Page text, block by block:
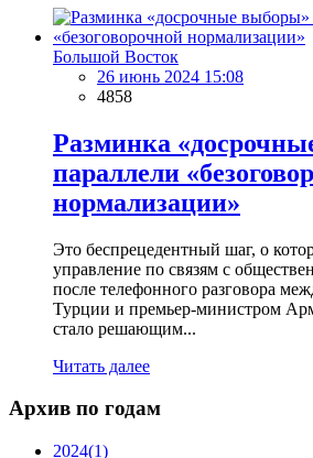
Большой Восток
26 июнь 2024 15:08
4858
Разминка
параллели
нормализации»
Это беспрецедентный шаг, о
управление по связям с
после телефонного разговора
Турции и премьер-министром
стало решающим...
Читать далее
Архив по годам
2024(1)